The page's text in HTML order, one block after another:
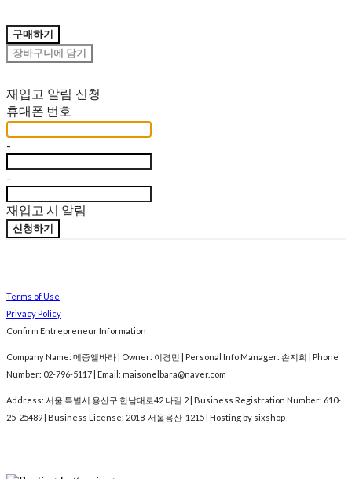
구매하기
장바구니에 담기
재입고 알림 신청
휴대폰 번호
-
-
재입고 시 알림
신청하기
Terms of Use
Privacy Policy
Confirm Entrepreneur Information
Company Name: 메종엘바라 | Owner: 이경민 | Personal Info Manager: 손지희 | Phone
Number: 02-796-5117 | Email: maisonelbara@naver.com
Address: 서울 특별시 용산구 한남대로42 나길 2 | Business Registration Number: 610-
25-25489 | Business License: 2018-서울용산-1215 | Hosting by sixshop